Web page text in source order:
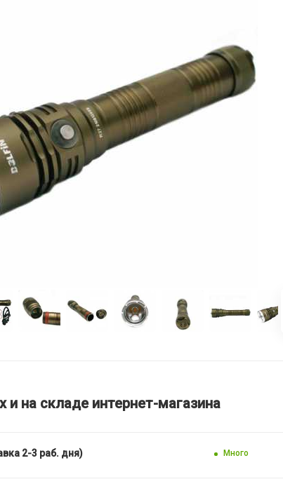
и на складе интернет-магазина
2-3 раб. дня) Много